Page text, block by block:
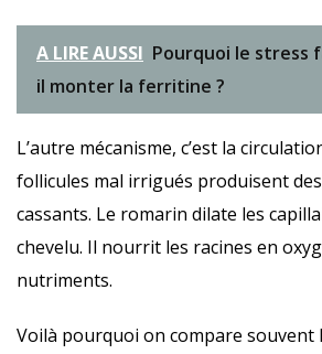
A LIRE AUSSI Pourquoi le stress
il monter la ferritine ?
L’autre mécanisme, c’est la
follicules mal irrigués produisent
cassants. Le romarin dilate les
chevelu. Il nourrit les racines en
nutriments.
Voilà pourquoi on compare souvent